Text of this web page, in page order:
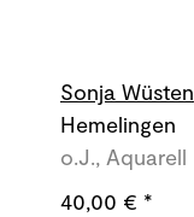
Sonja Wüsten
Hemelingen
o.J., Aquarell
40,00 € *